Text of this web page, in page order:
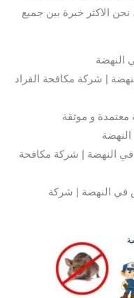
الاكثر خبرة بين جميع
النهضة
| شركة مكافحة القراد
و موثقة
النهضة | شركة مكافحة
في النهضة | شركة